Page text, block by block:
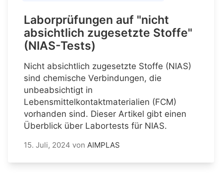
Laborprüfungen auf "nicht
absichtlich zugesetzte Stoffe"
(NIAS-Tests)
Nicht absichtlich zugesetzte Stoffe (NIAS)
sind chemische Verbindungen, die
unbeabsichtigt in
Lebensmittelkontaktmaterialien (FCM)
vorhanden sind. Dieser Artikel gibt einen
Überblick über Labortests für NIAS.
15. Juli, 2024 von AIMPLAS